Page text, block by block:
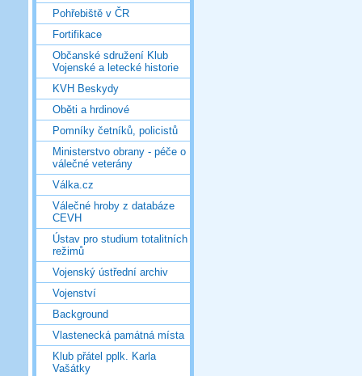
Pohřebiště v ČR
Fortifikace
Občanské sdružení Klub
Vojenské a letecké historie
KVH Beskydy
Oběti a hrdinové
Pomníky četníků, policistů
Ministerstvo obrany - péče o
válečné veterány
Válka.cz
Válečné hroby z databáze
CEVH
Ústav pro studium totalitních
režimů
Vojenský ústřední archiv
Vojenství
Background
Vlastenecká památná místa
Klub přátel pplk. Karla
Vašátky